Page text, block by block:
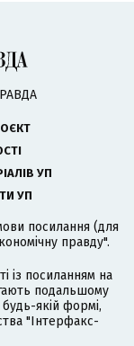
УП
УП
посилання (для
правду".
із посиланням на
подальшому
якій формі,
"Інтерфакс-